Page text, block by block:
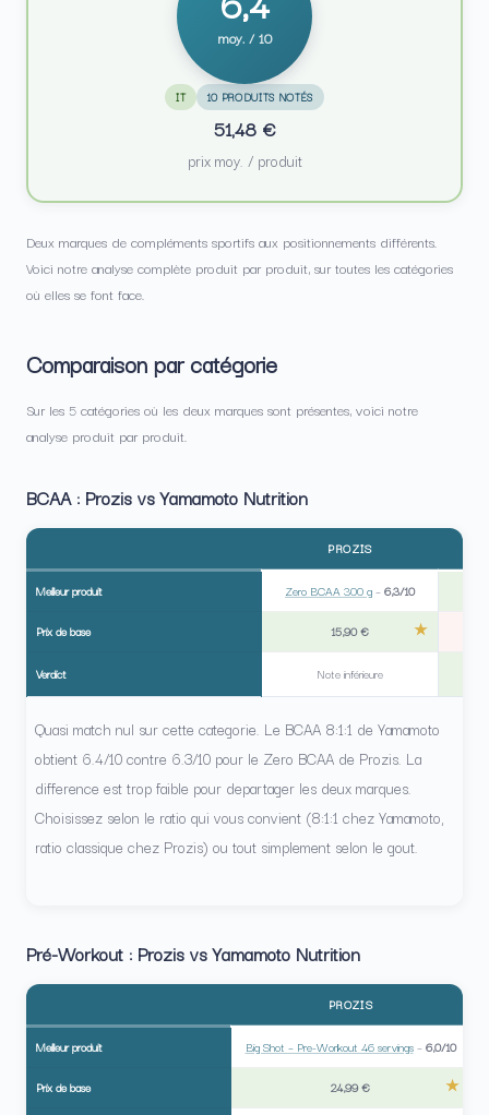
moy. / 10
IT 10 PRODUITS NOTÉS
51,48 €
prix moy. / produit
Deux marques de compléments sportifs aux positionnements différents.
Voici notre analyse complète produit par produit, sur toutes les catégories
où elles se font face.
Comparaison par catégorie
Sur les 5 catégories où les deux marques sont présentes, voici notre
analyse produit par produit.
BCAA : Prozis vs Yamamoto Nutrition
PROZIS
Meilleur produit Zero BCAA 300 g–6,3/10
Prix de base 15,90 €
Verdict Note inférieure
Quasi match nul sur cette categorie. Le BCAA 8:1:1 de Yamamoto
obtient 6.4/10 contre 6.3/10 pour le Zero BCAA de Prozis. La
difference est trop faible pour departager les deux marques.
Choisissez selon le ratio qui vous convient (8:1:1 chez Yamamoto,
ratio classique chez Prozis) ou tout simplement selon le gout.
Pré-Workout : Prozis vs Yamamoto Nutrition
PROZIS
Meilleur produit Big Shot – Pre-Workout 46 servings–6,0/10
Prix de base 24,99 €